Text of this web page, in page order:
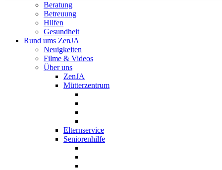
Beratung
Betreuung
Hilfen
Gesundheit
Rund ums ZenJA
Neuigkeiten
Filme & Videos
Über uns
ZenJA
Mütterzentrum
Elternservice
Seniorenhilfe